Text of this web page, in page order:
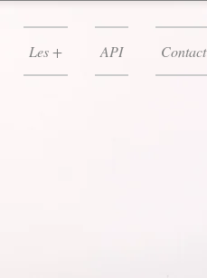
Les + API Contact